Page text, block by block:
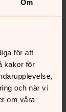
Om
för att
kakor för
och när vi
om våra
att äntligen
att 2022
unga med
i
och resan